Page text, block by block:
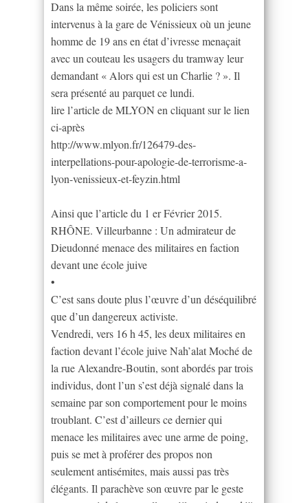
Dans la même soirée, les policiers sont
intervenus à la gare de Vénissieux où un jeune
homme de 19 ans en état d’ivresse menaçait
avec un couteau les usagers du tramway leur
demandant « Alors qui est un Charlie ? ». Il
sera présenté au parquet ce lundi.
lire l’article de MLYON en cliquant sur le lien
ci-après
http://www.mlyon.fr/126479-des-
interpellations-pour-apologie-de-terrorisme-a-
lyon-venissieux-et-feyzin.html
Ainsi que l’article du 1 er Février 2015.
RHÔNE. Villeurbanne : Un admirateur de
Dieudonné menace des militaires en faction
devant une école juive
•
C’est sans doute plus l’œuvre d’un déséquilibré
que d’un dangereux activiste.
Vendredi, vers 16 h 45, les deux militaires en
faction devant l’école juive Nah’alat Moché de
la rue Alexandre-Boutin, sont abordés par trois
individus, dont l’un s’est déjà signalé dans la
semaine par son comportement pour le moins
troublant. C’est d’ailleurs ce dernier qui
menace les militaires avec une arme de poing,
puis se met à proférer des propos non
seulement antisémites, mais aussi pas très
élégants. Il parachève son œuvre par le geste